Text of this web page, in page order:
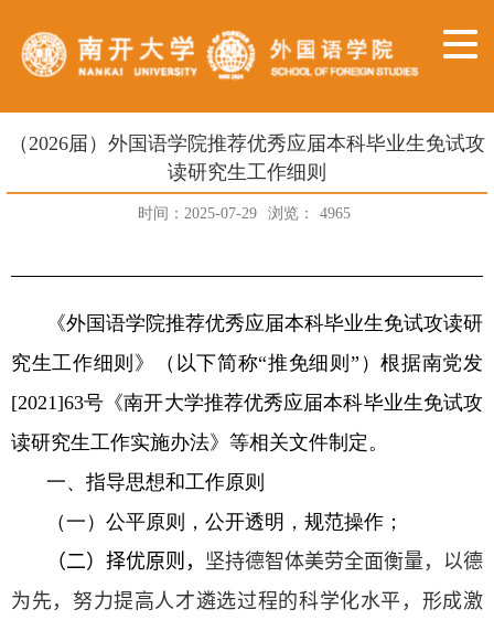
（2026届）外国语学院推荐优秀应届本科毕业生免试攻
读研究生工作细则
时间：2025-07-29 浏览： 4965
《外国语学院推荐优秀应届本科毕业生免试攻读研
究生工作细则》（以下简称“推免细则”）根据南党发
[2021]63号《南开大学推荐优秀应届本科毕业生免试攻
读研究生工作实施办法》等相关文件制定。
一、指导思想和工作原则
（一）公平原则，公开透明，规范操作；
（二）择优原则， 坚持德智体美劳全面衡量，以德
为先，努力提高人才遴选过程的科学化水平，形成激